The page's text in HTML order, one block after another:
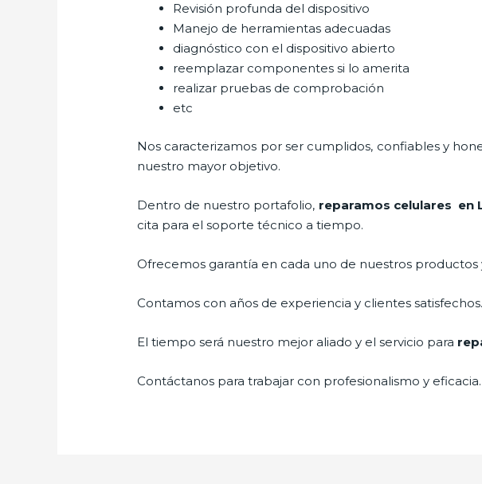
Revisión profunda del dispositivo
Manejo de herramientas adecuadas
diagnóstico con el dispositivo abierto
reemplazar componentes si lo amerita
realizar pruebas de comprobación
etc
Nos caracterizamos por ser cumplidos, confiables y
nuestro mayor objetivo.
Dentro de nuestro portafolio, reparamos celulares en
cita para el soporte técnico a tiempo.
Ofrecemos garantía en cada uno de nuestros productos
Contamos con años de experiencia y clientes satisfechos.
El tiempo será nuestro mejor aliado y el servicio para
Contáctanos para trabajar con profesionalismo y eficacia.